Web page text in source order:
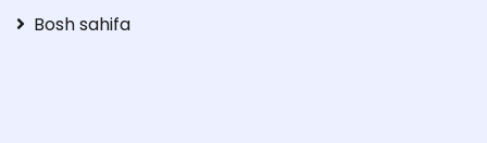
Bosh sahifa